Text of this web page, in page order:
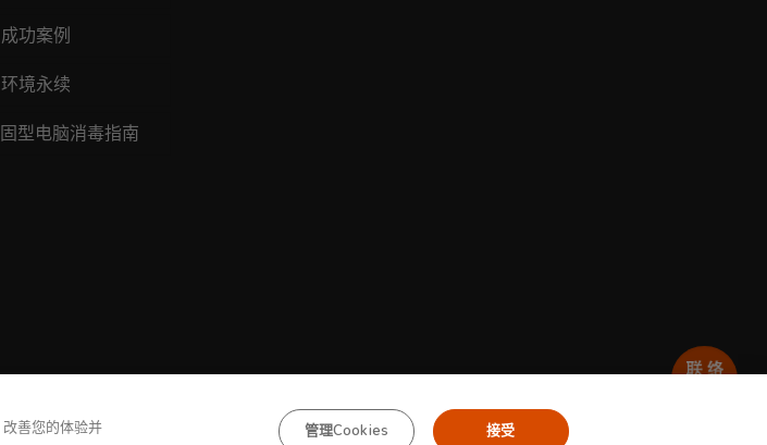
成功案例
环境永续
型电脑消毒指南
权所有苏ICP备11071196号-1
善您的体验并
管理Cookies 接受